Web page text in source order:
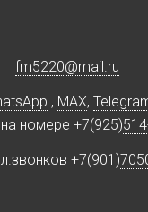
fm5220@mail.ru
, MAX,
номере +7(925)
+7(901)